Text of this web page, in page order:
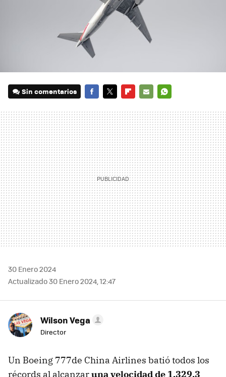
Sin comentarios
MAIL
30 Enero 2024
Actualizado 30 Enero 2024, 12:47
Wilson Vega
Director
Un Boeing 777de China Airlines batió todos los
récords al alcanzaruna velocidad de 1.329,3